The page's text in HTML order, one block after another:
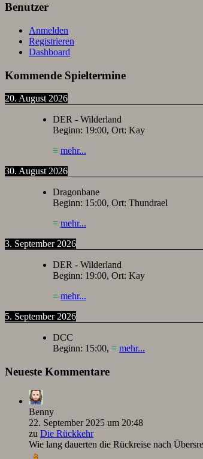
Benutzer
Anmelden
Registrieren
Dashboard
Kommende Spieltermine
20. August 2026
DER - Wilderland
Beginn: 19:00, Ort: Kay
≡ mehr...
30. August 2026
Dragonbane
Beginn: 15:00, Ort: Thundrael
≡ mehr...
3. September 2026
DER - Wilderland
Beginn: 19:00, Ort: Kay
≡ mehr...
5. September 2026
DCC
Beginn: 15:00, ≡ mehr...
Neueste Kommentare
Benny
22. September 2025 um 20:48
zu Die Rückkehr
Wie lang dauerten die Rückreise nach